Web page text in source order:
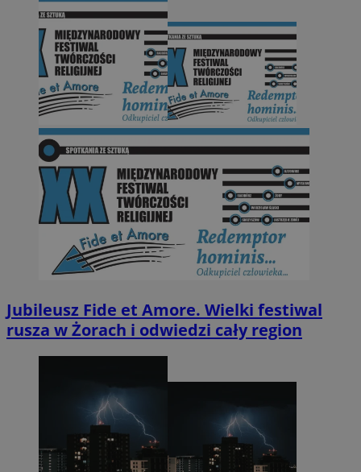
Jubileusz Fide et Amore. Wielki festiwal
rusza w Żorach i odwiedzi cały region